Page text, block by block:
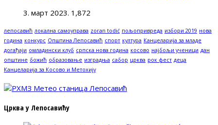
3. март 2023. 1,872
лепосавић локална самоуправа zoran todić пољопривреда избори 2019 нова
година конкурс Општина Лепосавић спорт култура Канцеларија за младе
догађаји омладински клуб српска нова година косово најбољи ученици дан
општине божић образовање изградња сабор црква рок фест деца
Канцеларија за Косово и Метохију
Црква у Лепосавићу